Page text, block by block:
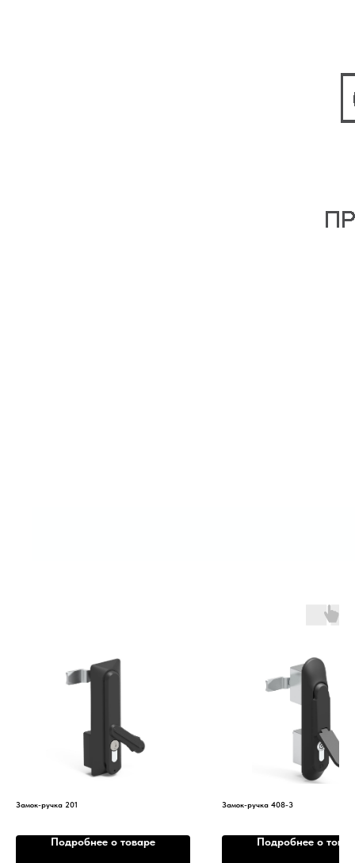
Замок-ручка 201
Подробнее о товаре
Замок-ручка 408-3
Подробнее о